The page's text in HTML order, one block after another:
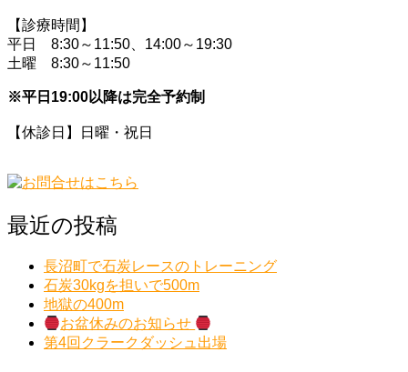
【診療時間】
平日 8:30～11:50、14:00～19:30
土曜 8:30～11:50
※平日19:00以降は完全予約制
【休診日】日曜・祝日
最近の投稿
長沼町で石炭レースのトレーニング
石炭30kgを担いで500m
地獄の400m
お盆休みのお知らせ
第4回クラークダッシュ出場